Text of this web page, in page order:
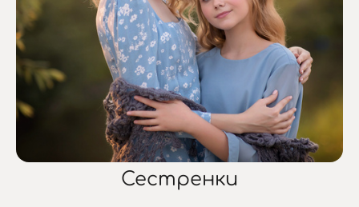
Сестренки